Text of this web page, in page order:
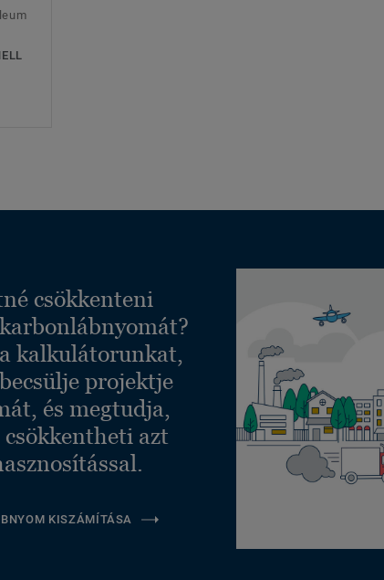
csökkenteni
kalkulátorunkat,
projektje
és megtudja,
csökkentheti azt
KISZÁMÍTÁSA